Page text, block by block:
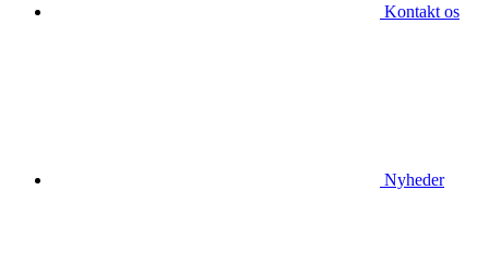
Kontakt os
Nyheder